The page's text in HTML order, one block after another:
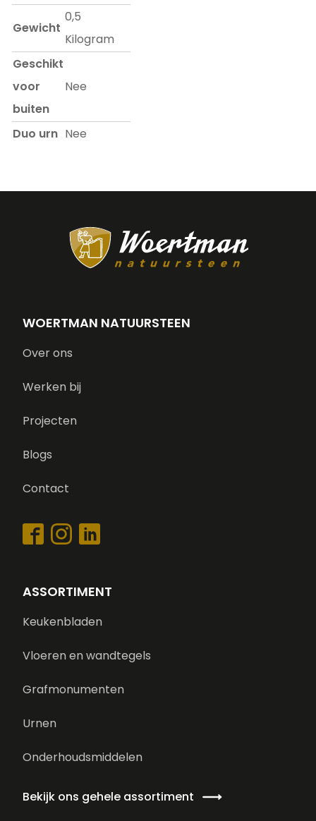
Gewicht
0,5
Kilogram
Geschikt
voor
buiten
Nee
Duo urn Nee
WOERTMAN NATUURSTEEN
Over ons
Werken bij
Projecten
Blogs
Contact
ASSORTIMENT
Keukenbladen
Vloeren en wandtegels
Grafmonumenten
Urnen
Onderhoudsmiddelen
Bekijk ons gehele assortiment